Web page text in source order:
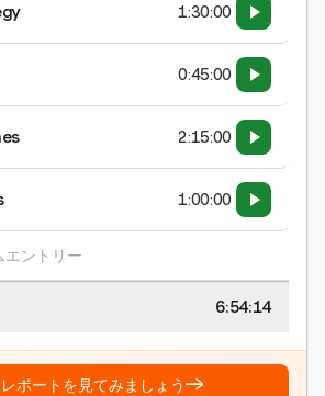
1:30:00
0:45:00
2:15:00
1:00:00
エントリー
6:54:15
ポートを見てみましょう→